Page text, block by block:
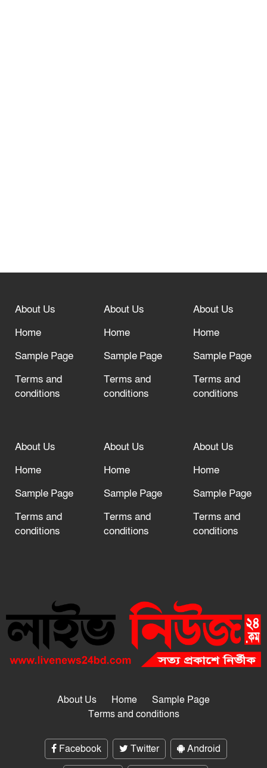
“অসহযোগ” আন্দোলনের হুমকি
দরজা খোলা রেখেছেন
About Us
Home
Sample Page
Terms and
conditions
About Us
Home
Sample Page
Terms and
conditions
About Us
Home
Sample Page
Terms and
conditions
About Us
Home
Sample Page
Terms and
conditions
About Us
Home
Sample Page
Terms and
conditions
About Us
Home
Sample Page
Terms and
conditions
About Us Home
Sample Page
Terms and conditions
Facebook Twitter Android